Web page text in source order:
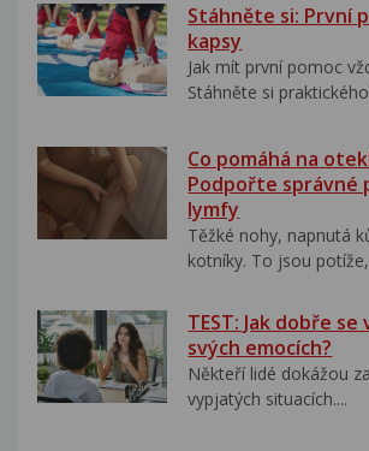
Stáhněte si: První
kapsy
Jak mít první pomoc
Stáhněte si
Co pomáhá na
Podpořte správné
lymfy
Těžké nohy, napnutá
kotníky. To jsou
TEST: Jak dobře
svých emocích?
Někteří lidé dokážou
vypjatých situacích....